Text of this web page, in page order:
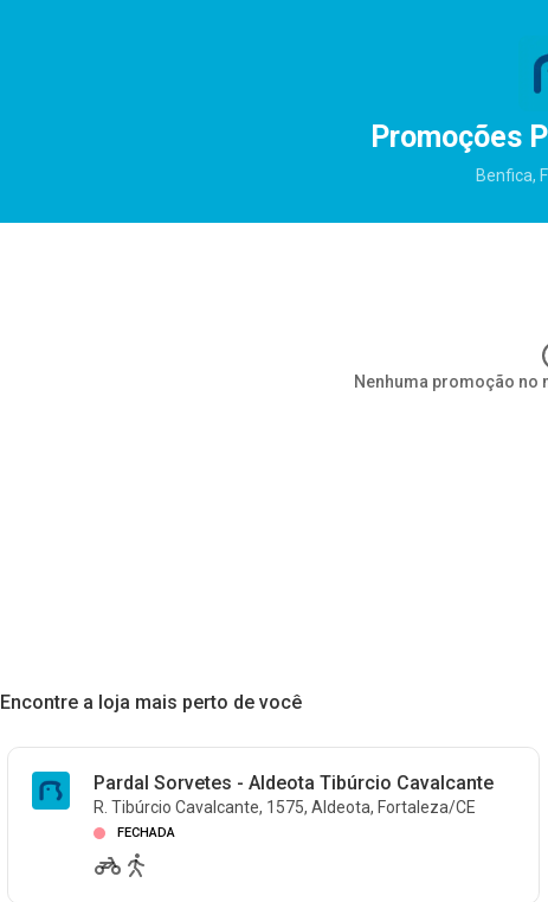
Promoções
Benfica,
Nenhuma promoção no
Encontre a loja mais perto de você
Pardal Sorvetes - Aldeota Tibúrcio Cavalcante
R. Tibúrcio Cavalcante, 1575, Aldeota, Fortaleza/CE
FECHADA